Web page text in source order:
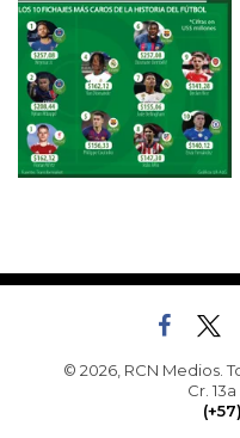
© 2026, RCN Medios.
Cr.